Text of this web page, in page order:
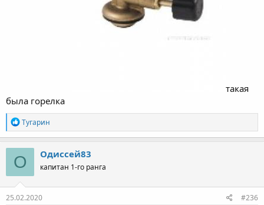
такая
была горелка
Р
е
а
к
ц
и
и
:
Тугарин
О Одиссей83
капитан 1-го ранга
25.02.2020 #236